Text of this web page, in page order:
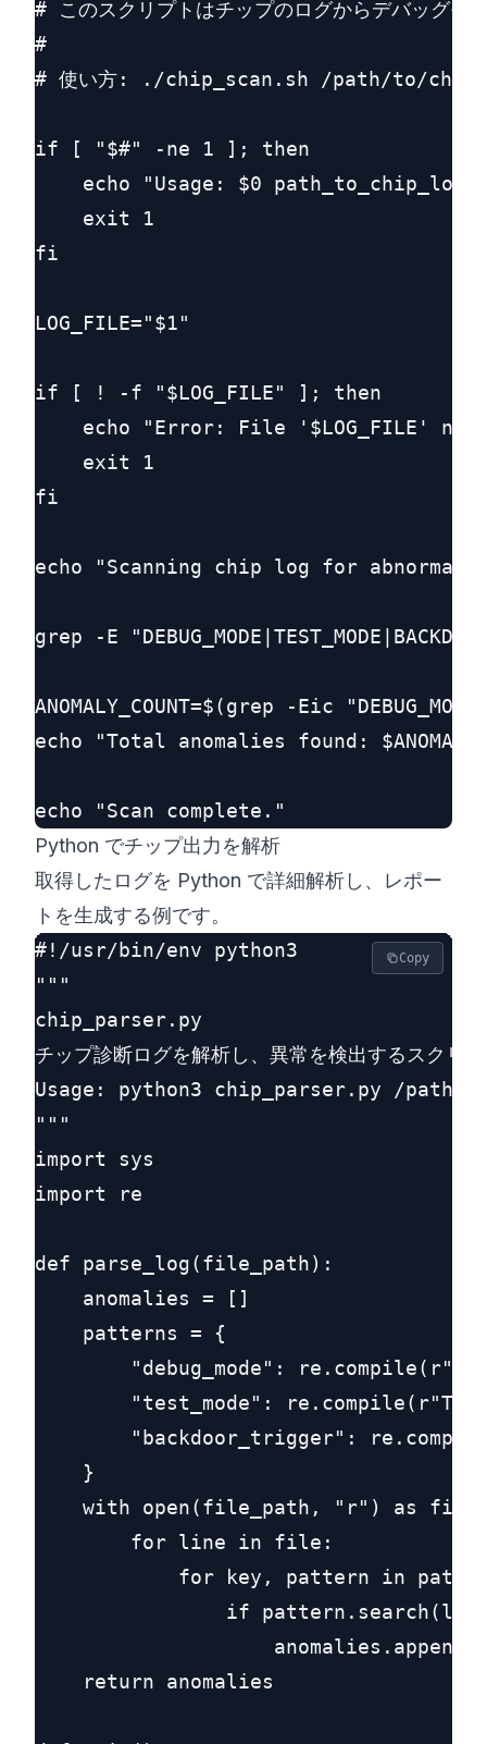
# このスクリプトはチップのログからデバッグモ
#
# 使い方: ./chip_scan.sh /path/to/
if [ "$#" -ne 1 ]; then
echo "Usage: $0
    exit 1
fi
LOG_FILE="$1"
if [ ! -f "$LOG_FILE" ]; then
echo "Error: File '$LOG_FILE' not
    exit 1
fi
echo "Scanning chip log for
grep -E
ANOMALY_COUNT=$(grep -Eic
echo "Total anomalies found:
Python でチップ出力を解析
取得したログを Python で詳細解析し、レポー
トを生成する例です。
#!/usr/bin/env python3
"""
chip_parser.py
チップ診断ログを解析し、異常を検出するスクリ
Usage: python3 chip_parser.py /
"""
import sys
import re
def parse_log(file_path):
    anomalies = []
    patterns = {
"debug_mode":
"test_mode":
"backdoor_trigger":
    }
with open(file_path, "r") as
        for line in file:
for key, pattern in
if
    return anomalies
Copy